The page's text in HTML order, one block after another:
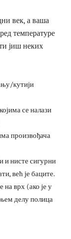
век, а ваша
температуре
јиш неких
кутији
се налази
произвођача
и нисте сигурни
већ је баците.
на врх (ако је у
делу полица